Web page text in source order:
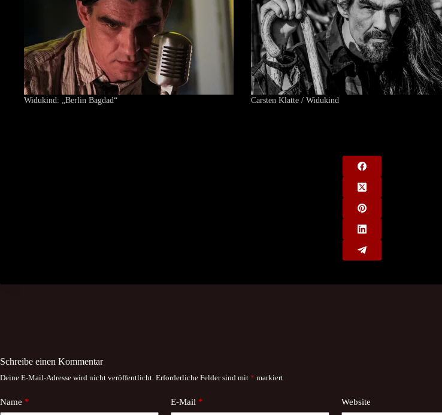
Widukind: „Berlin Bagdad“ Carsten Klatte / Widukind
Schreibe einen Kommentar
Deine E-Mail-Adresse wird nicht veröffentlicht. Erforderliche Felder sind mit * markiert
Name * E-Mail * Website